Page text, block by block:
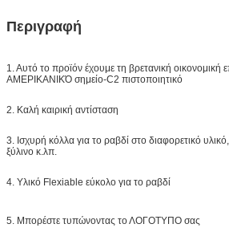
Περιγραφή
1. Αυτό το προϊόν έχουμε τη βρετανική
ΑΜΕΡΙΚΑΝΙΚΌ σημείο-C2 πιστοποιητικό
2. Καλή καιρική αντίσταση
3. Ισχυρή κόλλα για το ραβδί στο διαφορετικό
ξύλινο κ.λπ.
4. Υλικό Flexiable εύκολο για το ραβδί
5. Μπορέστε τυπώνοντας το ΛΟΓΟΤΥΠΟ σας